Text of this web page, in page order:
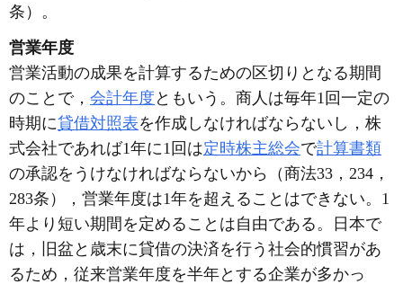
条）。
営業年度
営業活動の成果を計算するための区切りとなる期間
のことで， 会計年度 ともいう。商人は毎年1回一定の
時期に貸借対照表を作成しなければならないし，株
式会社であれば1年に1回は定時株主総会で計算書類
の承認をうけなければならないから（商法33，234，
283条），営業年度は1年を超えることはできない。1
年より短い期間を定めることは自由である。日本で
は，旧盆と歳末に貸借の決済を行う社会的慣習があ
るため，従来営業年度を半年とする企業が多かっ